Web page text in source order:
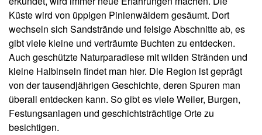
Küste wird von üppigen Pinienwäldern gesäumt. Dort
wechseln sich Sandstrände und felsige Abschnitte ab, es
gibt viele kleine und verträumte Buchten zu entdecken.
Auch geschützte Naturparadiese mit wilden Stränden und
kleine Halbinseln findet man hier. Die Region ist geprägt
von der tausendjährigen Geschichte, deren Spuren man
überall entdecken kann. So gibt es viele Weiler, Burgen,
Festungsanlagen und geschichtsträchtige Orte zu
besichtigen.